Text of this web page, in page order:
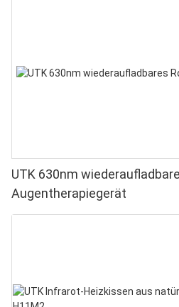
UTK 630nm
Augentherapiegerät